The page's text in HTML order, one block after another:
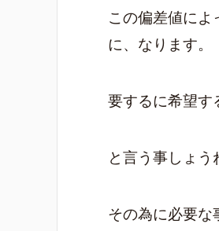
この偏差値に
に、なります。
要するに希望す
と言う事しょう
その為に必要な